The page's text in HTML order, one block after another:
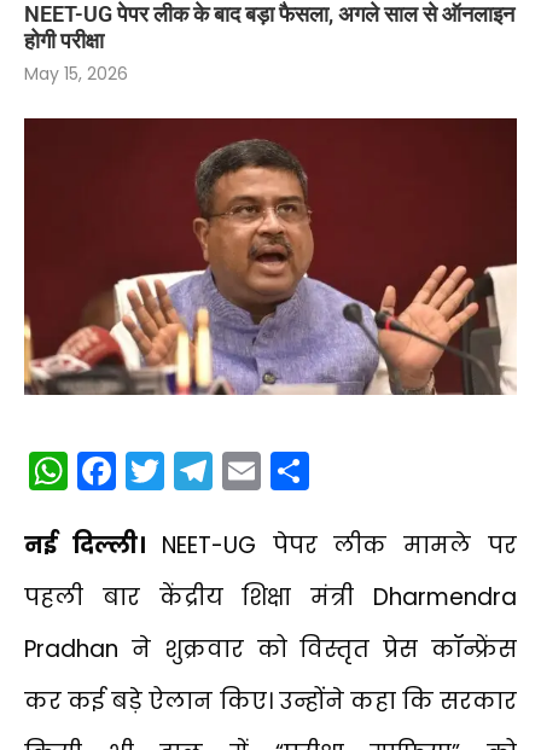
NEET-UG पेपर लीक के बाद बड़ा फैसला, अगले साल से ऑनलाइन
होगी परीक्षा
May 15, 2026
WhatsApp
Facebook
Twitter
Telegram
Email
नई दिल्ली।NEET-UG पेपर लीक मामले पर
पहली बार केंद्रीय शिक्षा मंत्री Dharmendra
Pradhan ने शुक्रवार को विस्तृत प्रेस कॉन्फ्रेंस
कर कई बड़े ऐलान किए। उन्होंने कहा कि सरकार